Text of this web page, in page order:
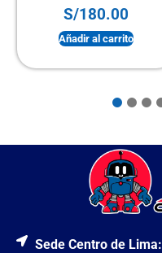
S/180.00
Añadir al carrito
Sede Centro de Lima: